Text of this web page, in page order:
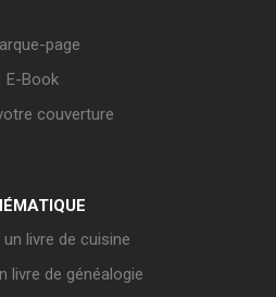
page
E-Book
couverture
livre de cuisine
livre de généalogie